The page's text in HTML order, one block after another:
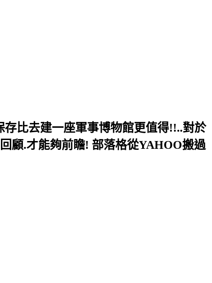
比去建一座軍事博物館更值得!!..對於
顧.才能夠前瞻! 部落格從YAHOO搬過